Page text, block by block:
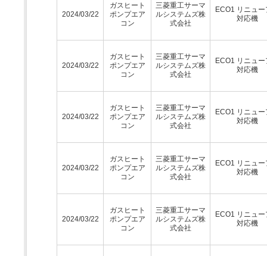
2024/03/22
ガスヒート
ポンプエア
コン
三菱重工サーマ
ルシステムズ株
式会社
ECO1 リニュー
対応機
2024/03/22
ガスヒート
ポンプエア
コン
三菱重工サーマ
ルシステムズ株
式会社
ECO1 リニュー
対応機
2024/03/22
ガスヒート
ポンプエア
コン
三菱重工サーマ
ルシステムズ株
式会社
ECO1 リニュー
対応機
2024/03/22
ガスヒート
ポンプエア
コン
三菱重工サーマ
ルシステムズ株
式会社
ECO1 リニュー
対応機
2024/03/22
ガスヒート
ポンプエア
コン
三菱重工サーマ
ルシステムズ株
式会社
ECO1 リニュー
対応機